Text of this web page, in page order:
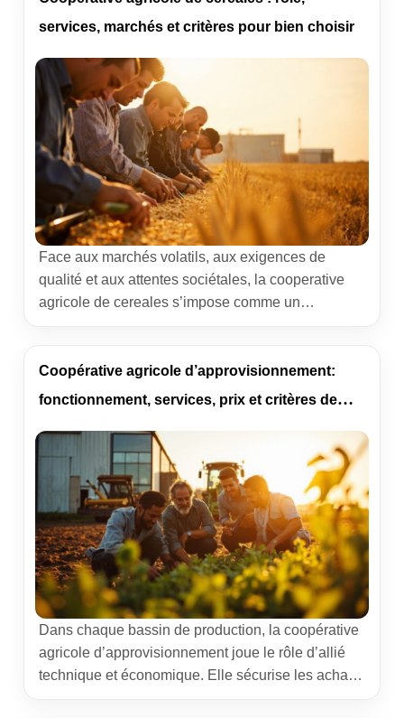
sert une coop, ce qu’elle change dans une […]
services, marchés et critères pour bien choisir
Face aux marchés volatils, aux exigences de
qualité et aux attentes sociétales, la cooperative
agricole de cereales s’impose comme un
performance et les critères de choix. Des exemples
concrets jalonnent le parcours, avant un panorama
Coopérative agricole d’approvisionnement:
fonctionnement, services, prix et critères de
choix
Dans chaque bassin de production, la coopérative
agricole d’approvisionnement joue le rôle d’allié
technique et économique. Elle sécurise les achats,